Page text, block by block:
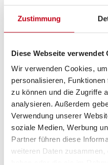
Zustimmung
Diese Webseite verwendet
Wir verwenden Cookies,
personalisieren,
zu können und die Zugriffe
analysieren. Außerdem
Verwendung unserer
soziale Medien, Werbung
Partner führen diese
weiteren Daten zusammen,
Bettverbreiterung
Heizung / Klima
Fußbodenheizung
Küche
3-Flammkocher